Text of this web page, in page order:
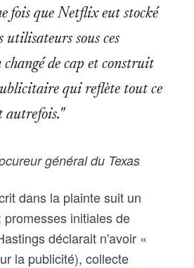
fois que Netflix eut stocké
utilisateurs sous ces
changé de cap et construit
qui reflète tout ce
général du Texas
dans la plainte suit un
initiales de
déclarait n'avoir «
la publicité), collecte